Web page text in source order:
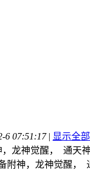
6 07:51:17 | 显示全
龙神觉醒， 通天
附神，龙神觉醒，